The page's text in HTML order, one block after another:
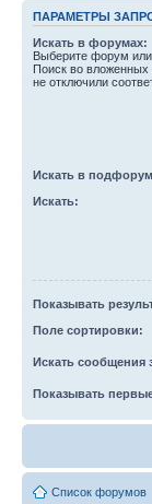
ПАРАМЕТРЫ
Искать в форумах:
Выберите форум
Поиск во
не отключили
Искать в
Искать:
Показывать
Поле сортировки:
Искать сообщения
Показывать
Список форумов